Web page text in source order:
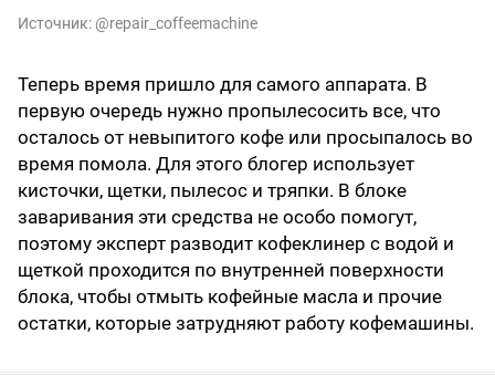
Источник: @repair_coffeemachine
Теперь время пришло для самого аппарата. В
первую очередь нужно пропылесосить все, что
осталось от невыпитого кофе или просыпалось во
время помола. Для этого блогер использует
кисточки, щетки, пылесос и тряпки. В блоке
заваривания эти средства не особо помогут,
поэтому эксперт разводит кофеклинер с водой и
щеткой проходится по внутренней поверхности
блока, чтобы отмыть кофейные масла и прочие
остатки, которые затрудняют работу кофемашины.